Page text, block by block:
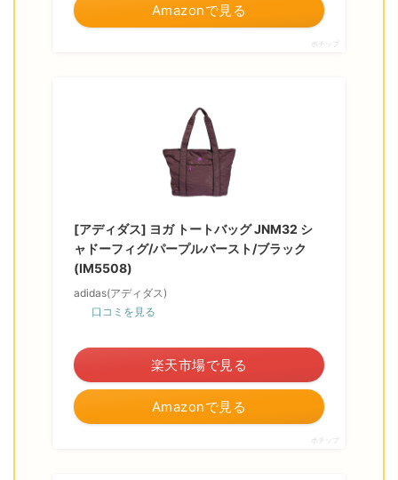
Amazonで見る
ポチップ
[アディダス] ヨガ トートバッグ JNM32 シ
ャドーフィグ/パープルバースト/ブラック
(IM5508)
adidas(アディダス)
口コミを見る
Amazonで見る
楽天市場で見る
ポチップ